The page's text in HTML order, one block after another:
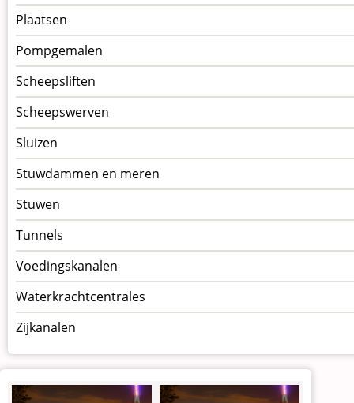
Plaatsen
Pompgemalen
Scheepsliften
Scheepswerven
Sluizen
Stuwdammen en meren
Stuwen
Tunnels
Voedingskanalen
Waterkrachtcentrales
Zijkanalen